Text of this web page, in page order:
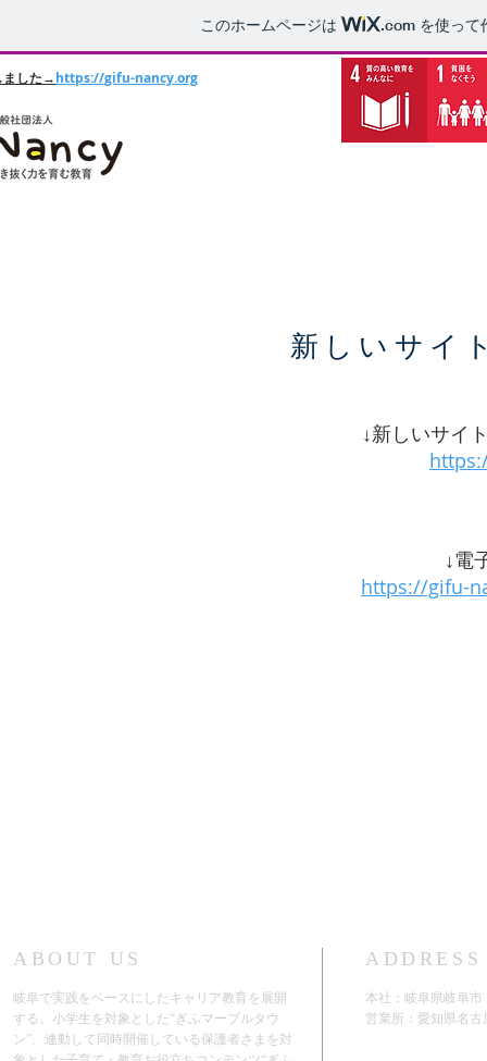
このホームページは .com を使って
ました→https://gifu-nancy.org
新しいサイ
↓新しいサイ
↓電
https://gifu-
ABOUT US
岐阜で実践をベースにしたキャリア教育を展開
する。小学生を対象とした“ぎふマーブルタウ
ン”、連動して同時開催している保護者さまを対
ADDRESS
本社：岐阜県岐阜市
営業所：愛知県名古